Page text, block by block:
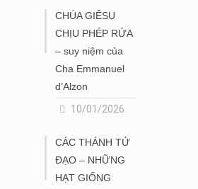
CHÚA GIÊSU
CHỊU PHÉP RỬA
– suy niệm của
Cha Emmanuel
d’Alzon
10/01/2026
CÁC THÁNH TỬ
ĐẠO – NHỮNG
HẠT GIỐNG